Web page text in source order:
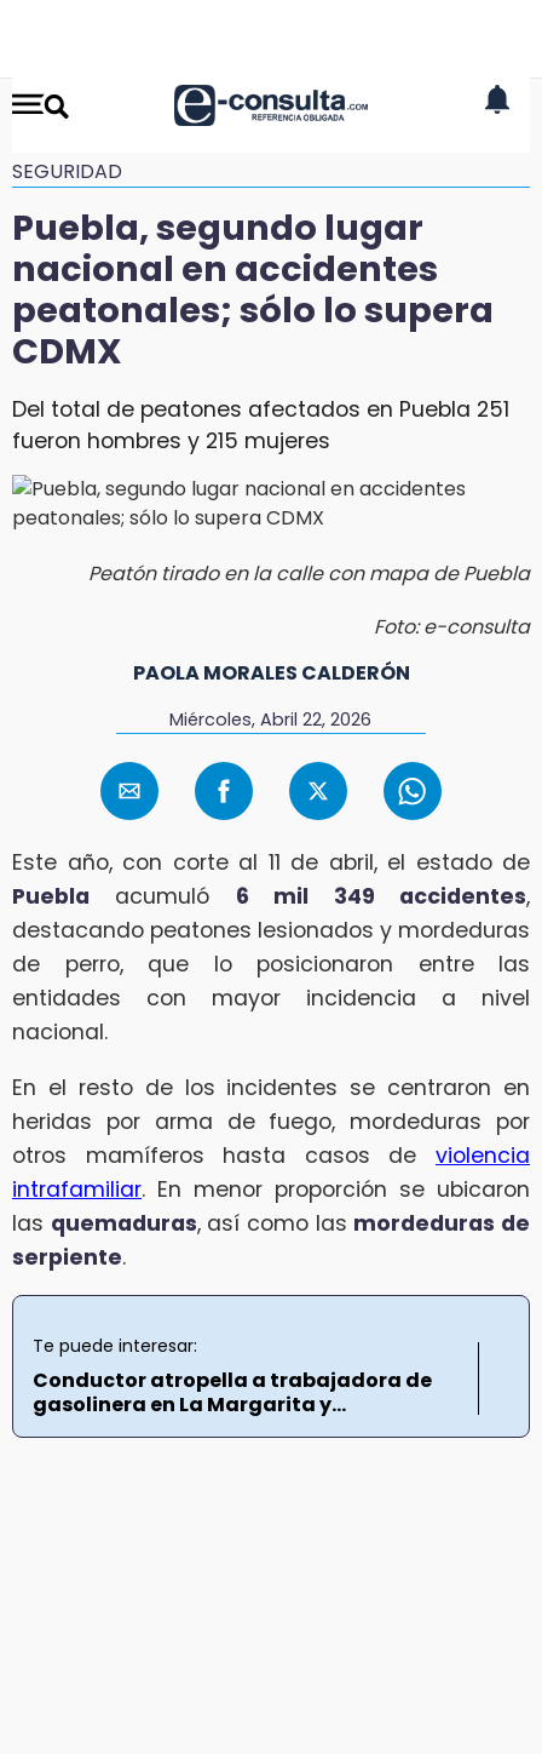
SEGURIDAD
Puebla, segundo lugar
nacional en accidentes
peatonales; sólo lo supera
CDMX
Del total de peatones afectados en Puebla 251
fueron hombres y 215 mujeres
Peatón tirado en la calle con mapa de Puebla
Foto: e-consulta
PAOLA MORALES CALDERÓN
Miércoles, Abril 22, 2026
Este año, con corte al 11 de abril, el estado de
Puebla acumuló 6 mil 349 accidentes,
destacando peatones lesionados y mordeduras
de perro, que lo posicionaron entre las
entidades con mayor incidencia a nivel
nacional.
En el resto de los incidentes se centraron en
heridas por arma de fuego, mordeduras por
otros mamíferos hasta casos de violencia
intrafamiliar. En menor proporción se ubicaron
las quemaduras, así como las mordeduras de
serpiente.
Te puede interesar:
Conductor atropella a trabajadora de
gasolinera en La Margarita y...